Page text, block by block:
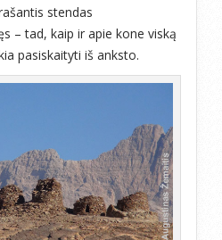
stendas
– tad, kaip ir apie kone viską
pasiskaityti iš anksto.